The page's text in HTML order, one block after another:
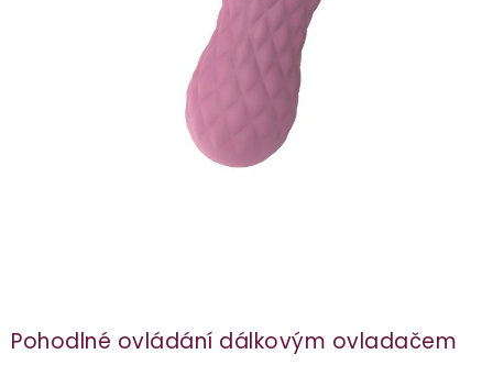
Pohodlné ovládání dálkovým ovladačem